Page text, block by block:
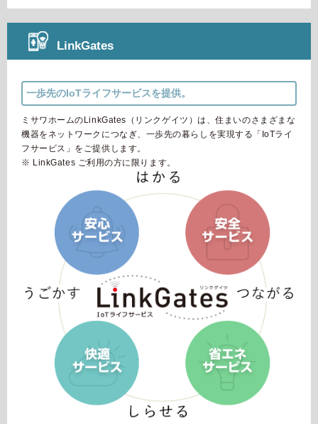
LinkGates
一歩先のIoTライフサービスを提供。
ミサワホームのLinkGates（リンクゲイツ）は、住まいのさまざまな
機器をネットワークにつなぎ、一歩先の暮らしを実現する「IoTライ
フサービス」をご提供します。
※ LinkGates ご利用の方に限ります。